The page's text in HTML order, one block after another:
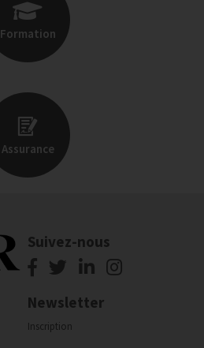
Formation
Assurance
Suivez-nous
Newsletter
Inscription